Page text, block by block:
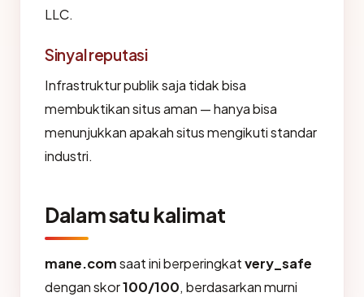
LLC.
Sinyal reputasi
Infrastruktur publik saja tidak bisa
membuktikan situs aman — hanya bisa
menunjukkan apakah situs mengikuti standar
industri.
Dalam satu kalimat
mane.comsaat ini berperingkatvery_safe
dengan skor100/100, berdasarkan murni